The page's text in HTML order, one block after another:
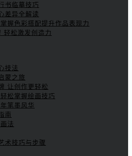
书临摹技巧
差异全解读
握色彩搭配提升作品表现力
轻松激发创造力
技法
蒙之旅
让创作更轻松
松掌握绘画技巧
笔墨风华
南
法
术技巧与步骤